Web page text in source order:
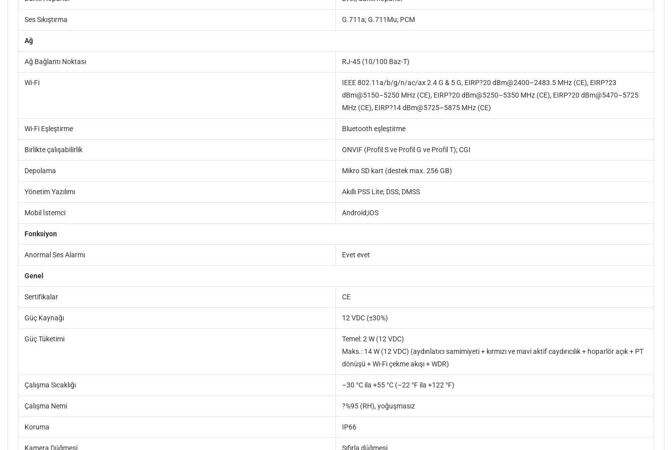
Ses Sıkıştırma G.711a; G.711Mu; PCM
Ağ
Ağ Bağlantı Noktası RJ-45 (10/100 Baz-T)
Wi-Fi
IEEE 802.11a/b/g/n/ac/ax 2.4 G & 5 G, EIRP?20 dBm@2400–2483.5 MHz (CE), EIRP?23
dBm@5150–5250 MHz (CE), EIRP?20 dBm@5250–5350 MHz (CE), EIRP?20 dBm@5470–5725
MHz (CE), EIRP?14 dBm@5725–5875 MHz (CE)
Wi-Fi Eşleştirme Bluetooth eşleştirme
Birlikte çalışabilirlik ONVIF (Profil S ve Profil G ve Profil T); CGI
Depolama Mikro SD kart (destek max. 256 GB)
Yönetim Yazılımı Akıllı PSS Lite; DSS; DMSS
Mobil İstemci Android;iOS
Fonksiyon
Anormal Ses Alarmı Evet evet
Genel
Sertifikalar CE
Güç Kaynağı 12 VDC (±30%)
Güç Tüketimi
Temel: 2 W (12 VDC)
Maks.: 14 W (12 VDC) (aydınlatıcı samimiyeti + kırmızı ve mavi aktif caydırıcılık + hoparlör açık + PT
dönüşü + Wi-Fi çekme akışı + WDR)
Çalışma Sıcaklığı –30 °C ila +55 °C (–22 °F ila +122 °F)
Çalışma Nemi ?%95 (RH), yoğuşmasız
Koruma IP66
Kamera Düğmesi Sıfırla düğmesi